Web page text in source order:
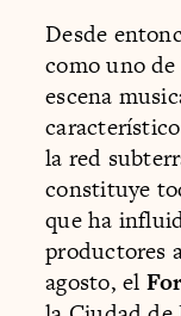
Desde
como uno
escena
la red
constituye
que ha
productores
agosto, el